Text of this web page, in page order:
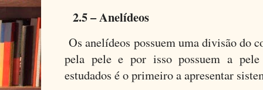
2.5 – Anelídeos
Os anelídeos possuem uma divisão do
pela pele e por isso possuem a
estudados é o primeiro a apresentar